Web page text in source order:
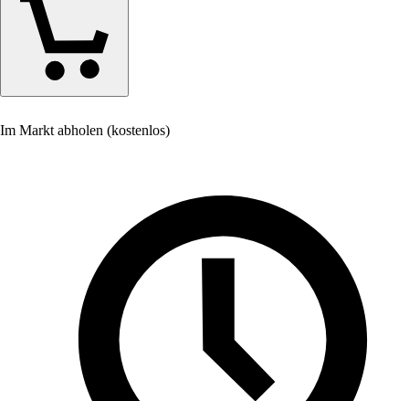
Im Markt abholen (kostenlos)